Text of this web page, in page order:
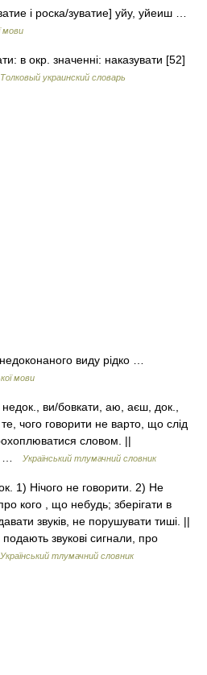
і роска/зуватие] уйу, уйеиш …
мови
в окр. значенні: наказувати [52]
Толковый украинский словарь
виду рідко …
мови
ви/бовкати, аю, аєш, док.,
чого говорити не варто, що слід
словом. ||
…
Український тлумачний словник
1) Нічого не говорити. 2) Не
кого , що небудь; зберігати в
звуків, не порушувати тиші. ||
звукові сигнали, про
Український тлумачний словник